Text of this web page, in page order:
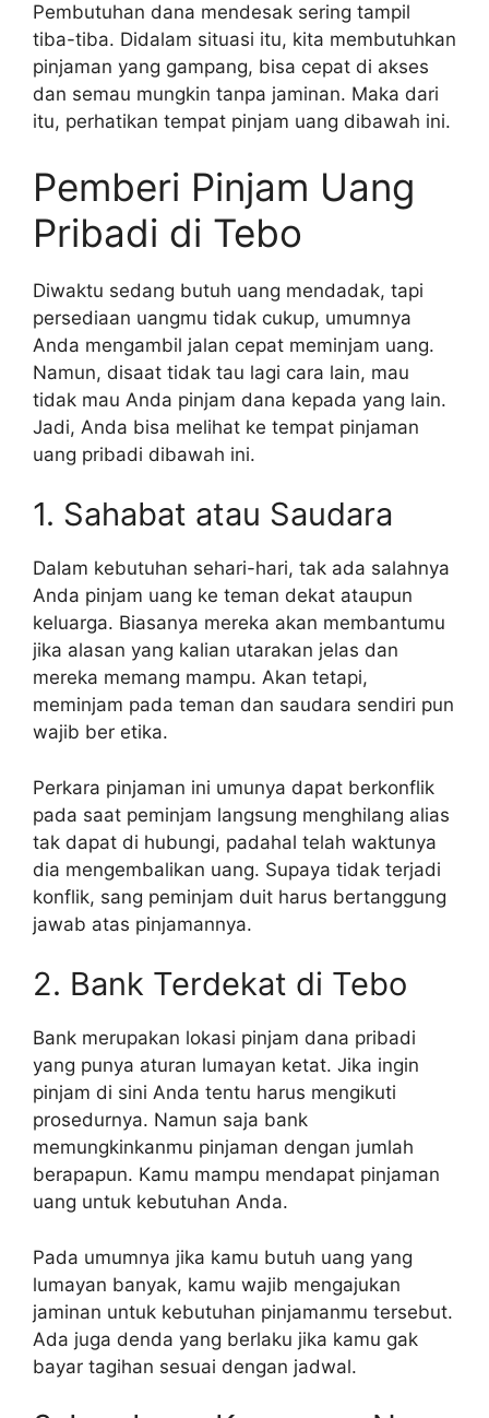
Pembutuhan dana mendesak sering tampil
tiba-tiba. Didalam situasi itu, kita membutuhkan
pinjaman yang gampang, bisa cepat di akses
dan semau mungkin tanpa jaminan. Maka dari
itu, perhatikan tempat pinjam uang dibawah ini.
Pemberi Pinjam Uang
Pribadi di Tebo
Diwaktu sedang butuh uang mendadak, tapi
persediaan uangmu tidak cukup, umumnya
Anda mengambil jalan cepat meminjam uang.
Namun, disaat tidak tau lagi cara lain, mau
tidak mau Anda pinjam dana kepada yang lain.
Jadi, Anda bisa melihat ke tempat pinjaman
uang pribadi dibawah ini.
1. Sahabat atau Saudara
Dalam kebutuhan sehari-hari, tak ada salahnya
Anda pinjam uang ke teman dekat ataupun
keluarga. Biasanya mereka akan membantumu
jika alasan yang kalian utarakan jelas dan
mereka memang mampu. Akan tetapi,
meminjam pada teman dan saudara sendiri pun
wajib ber etika.
Perkara pinjaman ini umunya dapat berkonflik
pada saat peminjam langsung menghilang alias
tak dapat di hubungi, padahal telah waktunya
dia mengembalikan uang. Supaya tidak terjadi
konflik, sang peminjam duit harus bertanggung
jawab atas pinjamannya.
2. Bank Terdekat di Tebo
Bank merupakan lokasi pinjam dana pribadi
yang punya aturan lumayan ketat. Jika ingin
pinjam di sini Anda tentu harus mengikuti
prosedurnya. Namun saja bank
memungkinkanmu pinjaman dengan jumlah
berapapun. Kamu mampu mendapat pinjaman
uang untuk kebutuhan Anda.
Pada umumnya jika kamu butuh uang yang
lumayan banyak, kamu wajib mengajukan
jaminan untuk kebutuhan pinjamanmu tersebut.
Ada juga denda yang berlaku jika kamu gak
bayar tagihan sesuai dengan jadwal.